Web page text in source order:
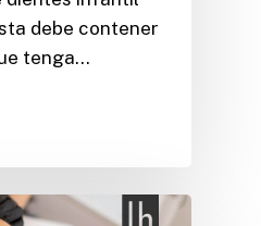
debe contener
tenga…